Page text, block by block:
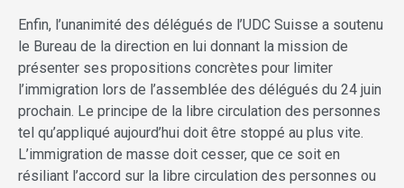
Enfin, l’unanimité des délégués de l’UDC Suisse a soutenu
le Bureau de la direction en lui donnant la mission de
présenter ses propositions concrètes pour limiter
l’immigration lors de l’assemblée des délégués du 24 juin
prochain. Le principe de la libre circulation des personnes
tel qu’appliqué aujourd’hui doit être stoppé au plus vite.
L’immigration de masse doit cesser, que ce soit en
résiliant l’accord sur la libre circulation des personnes ou